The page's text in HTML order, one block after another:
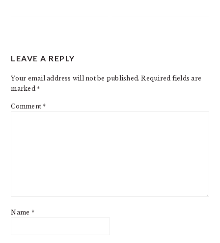
INTERACTIONS
LEAVE A REPLY
Your email address will not be published. Required fields are
marked*
Comment*
Name *